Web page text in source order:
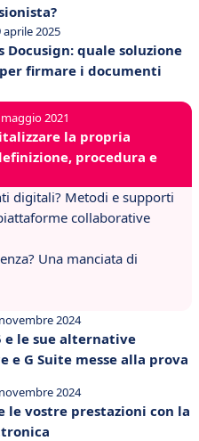
aprile 2025
Docusign: quale soluzione
firmare i documenti
2021
la propria
procedura e
digitali? Metodi e supporti
collaborative
Una manciata di
2024
e le sue alternative
e G Suite messe alla prova
2024
le vostre prestazioni con la